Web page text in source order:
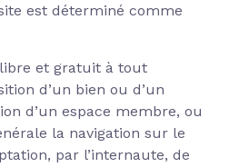
est déterminé comme
libre et gratuit à tout
d’un bien ou d’un
d’un espace membre, ou
la navigation sur le
par l’internaute, de